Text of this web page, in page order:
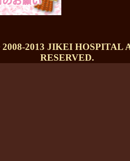
2013 JIKEI HOSPITAL
RESERVED.